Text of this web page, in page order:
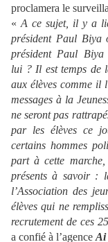
proclamera le
« A ce sujet, il y a
président Paul Biya
président Paul Biya
lui ? Il est temps de
aux élèves comme il
messages à la
ne seront pas
par les élèves ce
certains hommes
part à cette marche,
présents à savoir :
l’Association des
élèves qui ne
recrutement de ces
a confié à l’agence Ai